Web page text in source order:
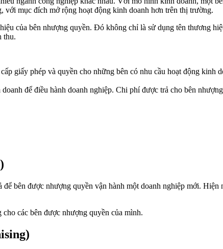
với mục đích mở rộng hoạt động kinh doanh hơn trên thị trường.
của bên nhượng quyền. Đó không chỉ là sử dụng tên thương
thu.
giấy phép và quyền cho những bên có nhu cầu hoạt động kinh
để điều hành doanh nghiệp. Chi phí được trả cho bên
bên được nhượng quyền vận hành một doanh nghiệp mới.
các bên được nhượng quyền của mình.